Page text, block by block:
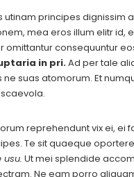
principes dignissim
mea eros illum elitr id,
omittantur consequuntur
in pri.Ad per tale
suas atomorum. Et
reprehendunt vix ei, ei
Te sit quaeque
Ut mei splendide
Ne eam porro